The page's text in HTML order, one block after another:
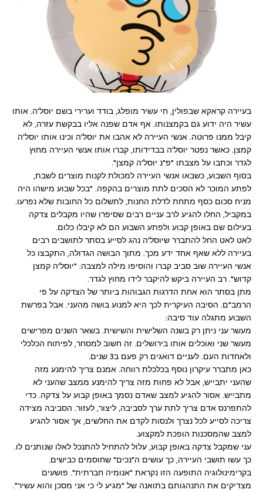
בעיירה קראקא שבפולין, חי עשיר מופלג, בודד וערירי בשם יוסל'ה. אותו
עשיר היה ידוע גם בקמצנותו. אף אדם שפנה אליו בבקשת עזרה, לא
קיבל ממנו פרוטה. אנשי העיירה לא אהבו את יוסל'ה וכינו אותו יוסל'ה
קמצן. כאשר נפטר יוסל'ה בבדידותו, קברו אותו אנשי העיירה מחוץ
לגדר וכתבו על מצבתו "פ"נ יוסל'ה קמצן".
בסוף השבוע, כשבאו אנשי העיירה למכולת לקנות מוצרים לשבת,
לפתע המוכר לא הסכים לתת מוצרים בהקפה. "בכל שבוע מישהו היה
מניח סכום כסף מתחת לדלת החנות, לתשלום כל החובות שלא נפרעו.
במקביל, החלו להגיע לרב עניים רבים שסיפרו שהיו מקבלים צדקה
בעילום שם באופן קבוע ולפתע השבוע הם לא קיבלו כלום.
לאט לאט החל להתברר שיוסל'ה נהג לסייע בסתר לתושבים רבים
בעיירה ללא שאף אחד ידע מכך. מתוך הבושה הגדולה, התקבצו כל
אנשי העיירה שוב סביב קברו והוסיפו מילה למצבה: "יוסל'ה קמצן
קדוש". רב העיירה ביקש להיקבר לידו מחוץ לגדר.
מתן בסתר הוא אחת הדרגות הגבוהות ביותר של הצדקה על פי
הרמב"ם. הסיבה העיקרית לכך היא למנוע בושה מהעני. אבל בפרשת
השבוע מתגלה עוד סיבה:
מעשר עני ניתן רק בשנה השלישית והשישית. בשאר השנים מפרישים
מעשר שני ואוכלים אותו בירושלים. זה חשוב למסחר, לפיתוח הכלכלי
ולאחדות העם. לעניים דואגים רק פעם ב3 שנים.
כאן מתברר עיקרון נוסף בכלכלת רווחה. אמנם צריך להימנע מזה
שהעני יתבייש, אבל לא פחות מזה צריך להימנע ממצב שהעני לא
מתבייש. אסור להגיע למצב שאדם נסמך באופן קבוע על צדקה. כדי
להתפרנס אדם צריך לתת ערך לסביבה, ליצור, לעזור. הסביבה מצידה
צריכה לסייע לכל נצרך ולנסות לקדם את החלשים, אך אסור להגיע
למצב שהמסכנות הופכת למקצוע.
עני שמקבל צדקה באופן קבוע, עלול להתחיל להתנכל לאלו שנותנים לו.
כך עשו תושבי העיירה, כך עושים ה"נכים" שחוסמים כבישים.
בקרימינולוגיה התופעה הזו נקראת "אנומיה חברתית". פושעים
מצדיקים את התנהגותם בתואנה של "מגיע לי כי אני מסכן והוא עשיר".